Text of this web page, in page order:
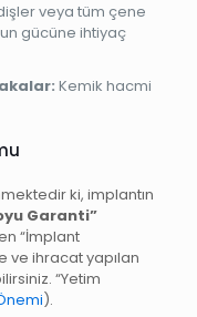
veya tüm çene
gücüne ihtiyaç
Kemik hacmi
ki, implantın
Garanti”
“İmplant
ve ihracat yapılan
“Yetim
).